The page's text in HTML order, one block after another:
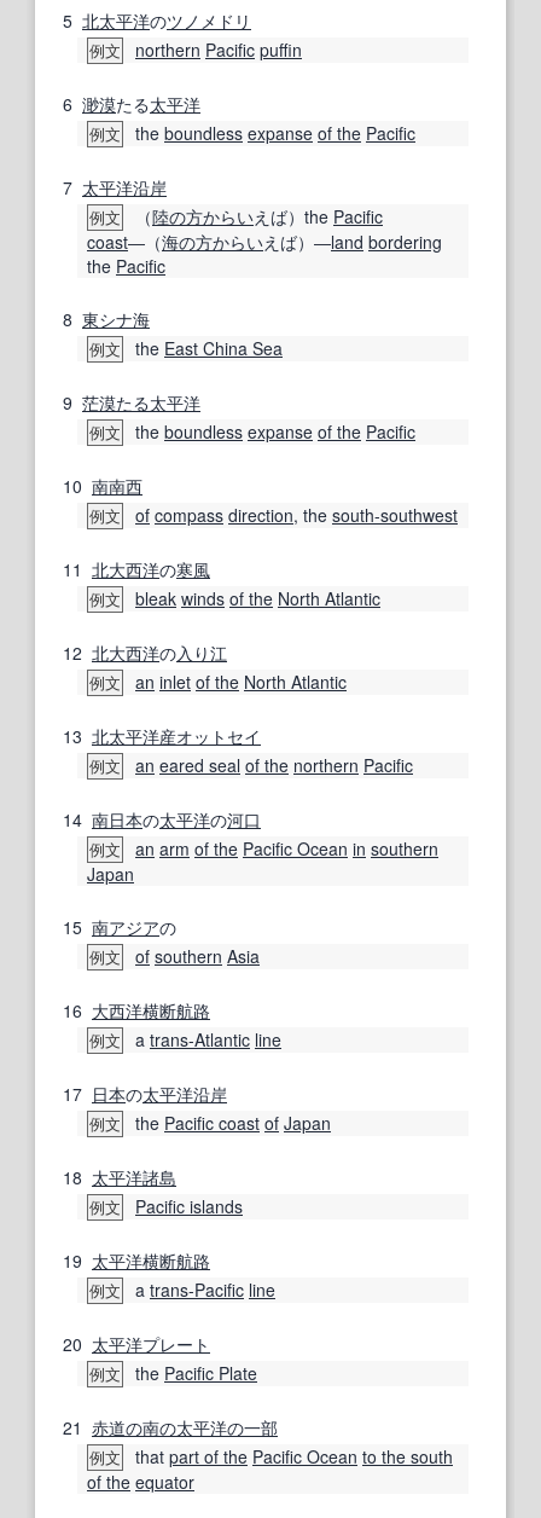
5 北太平洋のツノメドリ
例文 northern Pacific puffin
6 渺漠たる太平洋
例文 the boundless expanse of the Pacific
7 太平洋沿岸
例文 （陸の方からいえば）the Pacific
coast―（海の方からいえば）―land bordering
the Pacific
8 東シナ海
例文 the East China Sea
9 茫漠たる太平洋
例文 the boundless expanse of the Pacific
10 南南西
例文 of compass direction, the south-southwest
11 北大西洋の寒風
例文 bleak winds of the North Atlantic
12 北大西洋の入り江
例文 an inlet of the North Atlantic
13 北太平洋産オットセイ
例文 an eared seal of the northern Pacific
14 南日本の太平洋の河口
例文 an arm of the Pacific Ocean in southern
Japan
15 南アジアの
例文 of southern Asia
16 大西洋横断航路
例文 a trans-Atlantic line
17 日本の太平洋沿岸
例文 the Pacific coast of Japan
18 太平洋諸島
例文 Pacific islands
19 太平洋横断航路
例文 a trans-Pacific line
20 太平洋プレート
例文 the Pacific Plate
21 赤道の南の太平洋の一部
例文 that part of the Pacific Ocean to the south
of the equator